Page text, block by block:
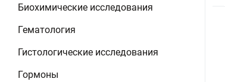
Биохимические исследования
Гематология
Гистологические исследования
Гормоны